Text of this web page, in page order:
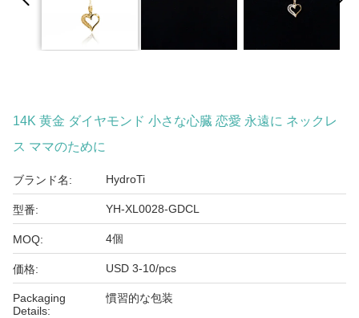
14K 黄金 ダイヤモンド 小さな心臓 恋愛 永遠に ネックレ
ス ママのために
ブランド名: HydroTi
型番: YH-XL0028-GDCL
MOQ: 4個
価格: USD 3-10/pcs
Packaging
Details:
慣習的な包装